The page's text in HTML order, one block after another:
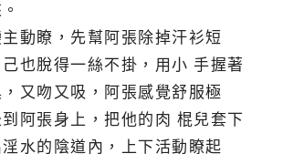
動瞭，先幫阿張除掉汗衫短
也脫得一絲不掛，用小 手握著
又吻又吸，阿張感覺舒服極
阿張身上，把他的肉 棍兒套下
水的陰道內，上下活動瞭起